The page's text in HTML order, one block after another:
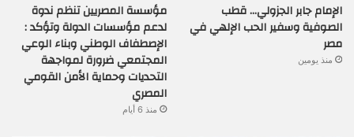
الإمام جابر الجزولي… قطب
الصوفية وسفير الحب الإلهي في
مصر
منذ يومين
مؤسسة المصريين تنظم ندوة
لدعم مؤسسات الدولة وتؤكد :
الإصطفاف الوطني وبناء الوعي
المجتمعي ضرورة لمواجهة
التحديات وحماية الأمن القومي
المصري
منذ 6 أيام